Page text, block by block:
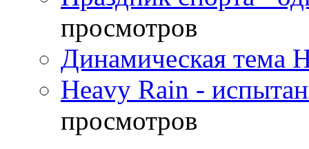
просмотров
Динамическая тема
Heavy Rain -
просмотров